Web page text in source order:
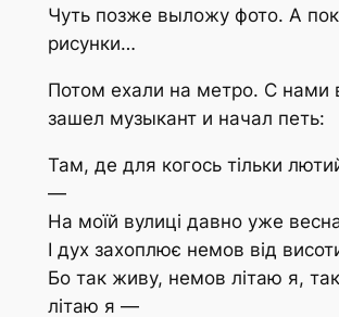
Чуть позже выложу фото. А
рисунки…
Потом ехали на метро. С нами
зашел музыкант и начал петь:
Там, де для когось тільки
—
На моїй вулиці давно уже
І дух захоплює немов від
Бо так живу, немов літаю я,
літаю я —